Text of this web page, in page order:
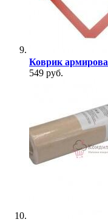
Коврик
549 руб.